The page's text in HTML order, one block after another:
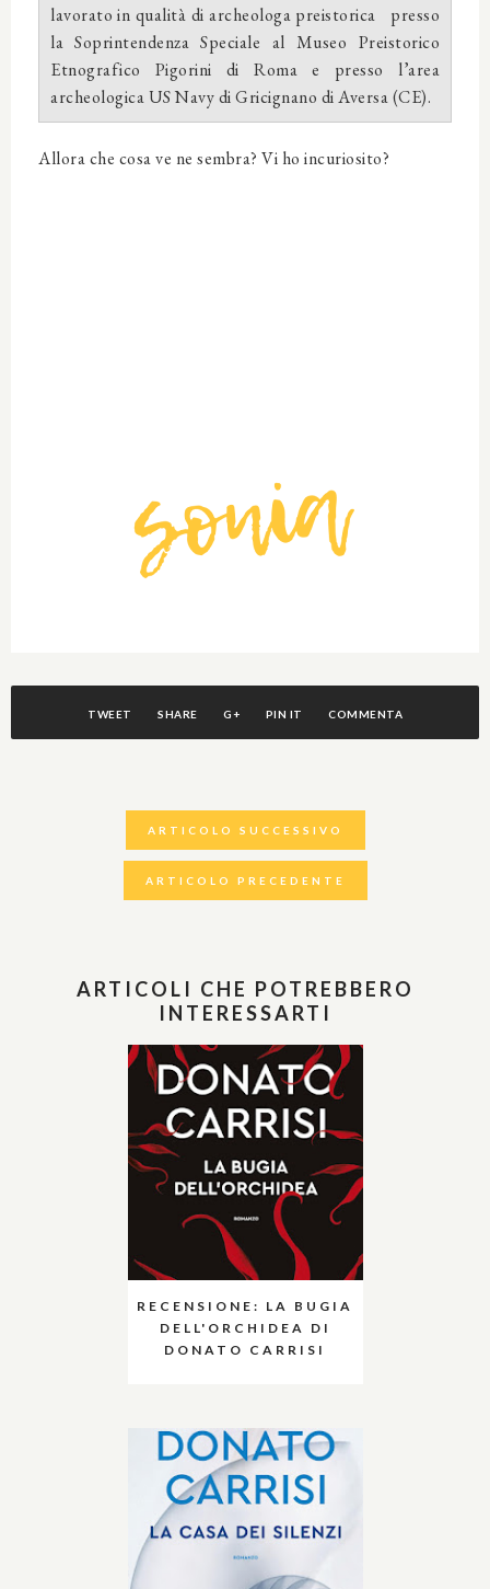
lavorato in qualità di archeologa preistorica presso
la Soprintendenza Speciale al Museo Preistorico
Etnografico Pigorini di Roma e presso l’area
archeologica US Navy di Gricignano di Aversa (CE).
Allora che cosa ve ne sembra? Vi ho incuriosito?
TWEET SHARE G+ PIN IT COMMENTA
ARTICOLO SUCCESSIVO
ARTICOLO PRECEDENTE
ARTICOLI CHE POTREBBERO
INTERESSARTI
RECENSIONE: LA BUGIA
DELL'ORCHIDEA DI
DONATO CARRISI